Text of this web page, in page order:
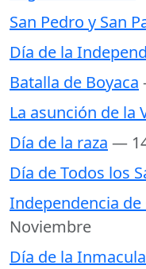
San Pedro y San
Día de la
Batalla de Boyaca
La asunción de la
Día de la raza —
Día de Todos los
Independencia de
Noviembre
Día de la